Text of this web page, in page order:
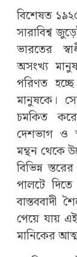
বিশেষত
সারাবিশ্ব
ভারতের
অসংখ্য
পরিণত
মানুষকে।
চমকিত
দেশভাগ ও
মন্থন থেকে
বিভিন্ন
পালটে দিতে
বাস্তববাদী
পেয়ে যায়
মানিকের